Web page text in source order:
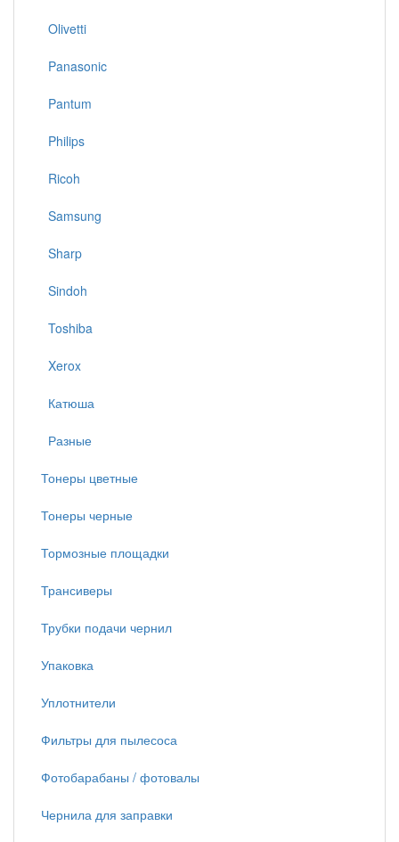
Olivetti
Panasonic
Pantum
Philips
Ricoh
Samsung
Sharp
Sindoh
Toshiba
Xerox
Катюша
Разные
Тонеры цветные
Тонеры черные
Тормозные площадки
Трансиверы
Трубки подачи чернил
Упаковка
Уплотнители
Фильтры для пылесоса
Фотобарабаны / фотовалы
Чернила для заправки